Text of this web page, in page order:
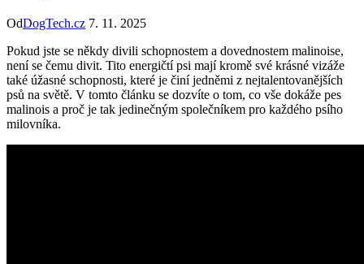
OdDogTech.cz 7. 11. 2025
Pokud jste se někdy divili schopnostem a dovednostem malinoise,
není se čemu divit. Tito energičtí psi mají kromě své krásné vizáže
také úžasné schopnosti, které je činí jedněmi z nejtalentovanějších
psů na světě. V tomto článku se dozvíte o tom, co vše dokáže pes
malinois a proč je tak jedinečným společníkem pro každého psího
milovníka.